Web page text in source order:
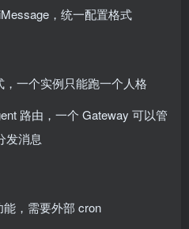
，统一配置格式
，一个实例只能跑一个人格
路由，一个 Gateway 可以管
发消息
能，需要外部 cron